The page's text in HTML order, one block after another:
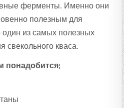
ферменты. Именно они
полезным для
из самых полезных
свекольного кваса.
понадобится: